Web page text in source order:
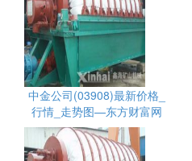
中金公司(03908)最新价格_
行情_走势图—东方财富网